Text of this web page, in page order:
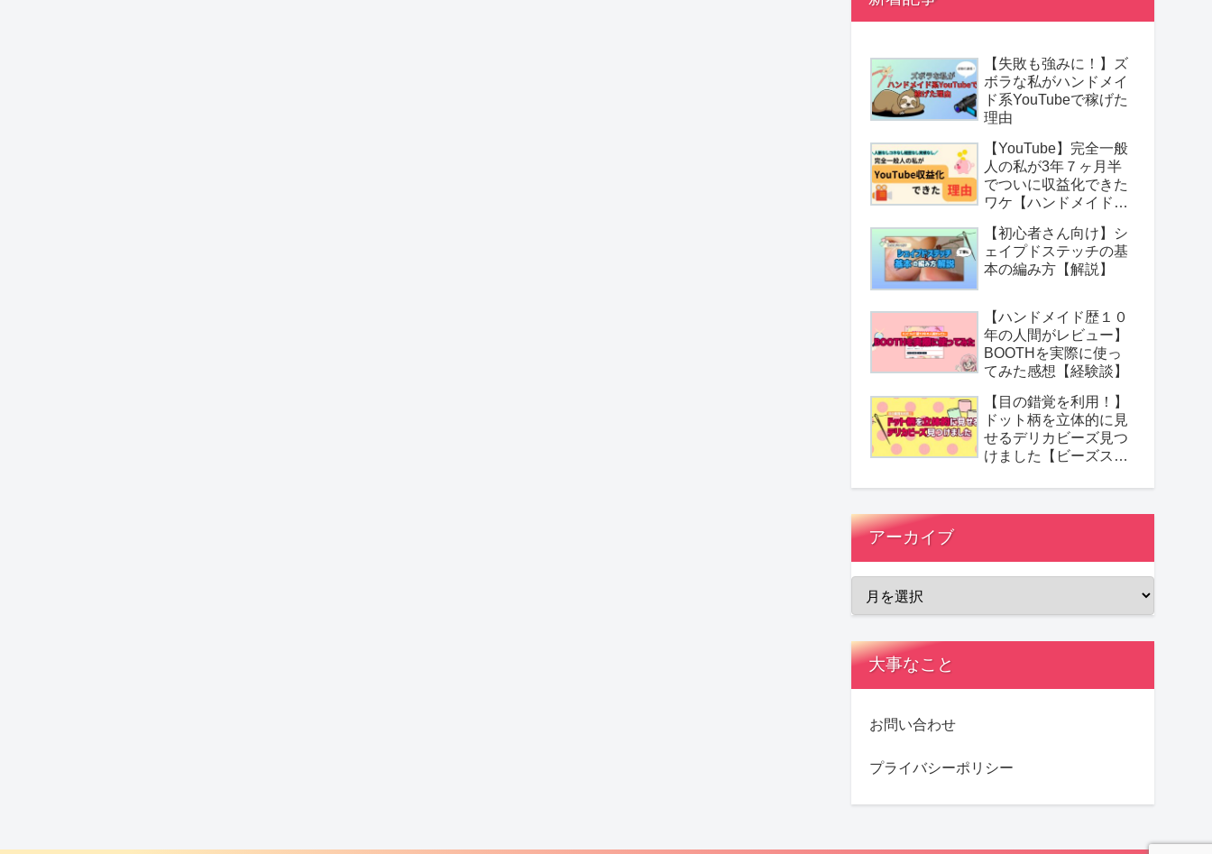
【失敗も強みに！】ズ
ボラな私がハンドメイ
ド系YouTubeで稼げた
理由
【YouTube】完全一般
人の私が3年７ヶ月半
でついに収益化できた
ワケ【ハンドメイド作
【初心者さん向け】シ
ェイプドステッチの基
本の編み方【解説】
【ハンドメイド歴１０
年の人間がレビュー】
BOOTHを実際に使っ
てみた感想【経験談】
【目の錯覚を利用！】
ドット柄を立体的に見
せるデリカビーズ見つ
けました【ビーズステ
アーカイブ
大事なこと
お問い合わせ
プライバシーポリシー